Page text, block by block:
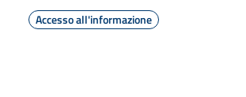
Accesso all'informazione